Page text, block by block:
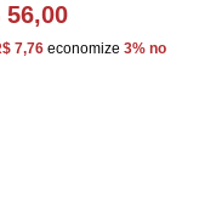
56,00
7,76 economize 3% no